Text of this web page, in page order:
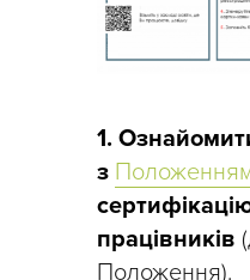
1.
з
працівників
Положення).